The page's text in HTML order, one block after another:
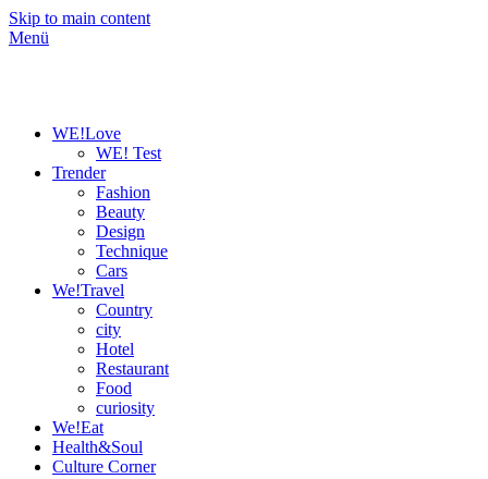
Skip to main content
Menü
WE!Love
WE! Test
Trender
Fashion
Beauty
Design
Technique
Cars
We!Travel
Country
city
Hotel
Restaurant
Food
curiosity
We!Eat
Health&Soul
Culture Corner